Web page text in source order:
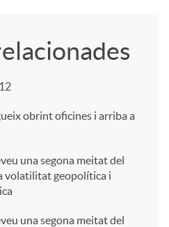
obrint oficines i arriba a
una segona meitat del
volatilitat geopolítica i
una segona meitat del